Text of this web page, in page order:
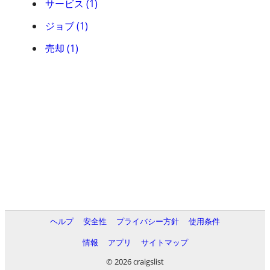
サービス (1)
ジョブ (1)
売却 (1)
ヘルプ 安全性 プライバシー方針
使用条件
情報
アプリ
サイトマップ
© 2026 craigslist